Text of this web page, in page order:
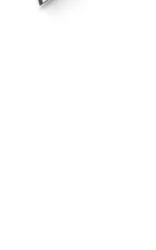
Natural Colors 3N koyu
ve kolay
sonuçlar sunar.
Çubuğu:
Sütü Sabunu: